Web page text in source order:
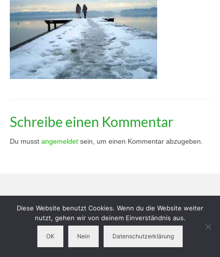
Konzerte und Ausstellung
Videoprojekte
Workshops
Elterngruppen
Kontakt
Schreibe einen Kommentar
Du musst angemeldet sein, um einen Kommentar abzugeben.
Diese Website benutzt Cookies. Wenn du die Website weiter
nutzt, gehen wir von deinem Einverständnis aus.
OK Nein Datenschutzerklärung